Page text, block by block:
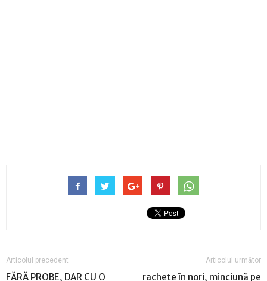
Articolul precedent
FĂRĂ PROBE, DAR CU O
Articolul următor
rachete în nori, minciună pe